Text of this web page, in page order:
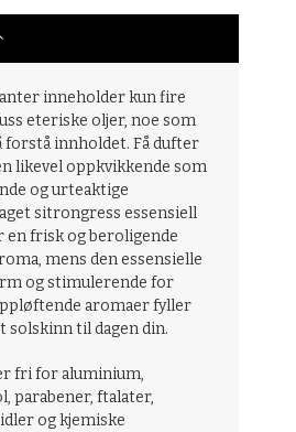
inneholder kun fire
eteriske oljer, noe som
forstå innholdet. Få dufter
likevel oppkvikkende som
og urteaktige
sitrongress essensiell
en frisk og beroligende
mens den essensielle
og stimulerende for
aromaer fyller
solskinn til dagen din.
fri for aluminium,
parabener, ftalater,
og kjemiske